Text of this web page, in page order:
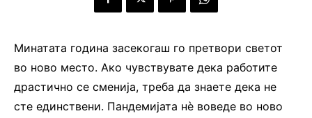
Минатата година засекогаш го претвори светот
во ново место. Ако чувствувате дека работите
драстично се сменија, треба да знаете дека не
сте единствени. Пандемијата нè воведе во ново